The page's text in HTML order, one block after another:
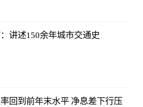
讲述150余年城市交通史
回到前年末水平 净息差下行压